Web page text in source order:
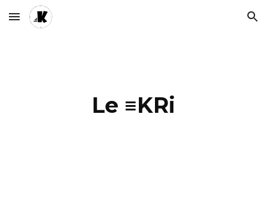
Skip to main content Skip to navigation
Le ≡KRi